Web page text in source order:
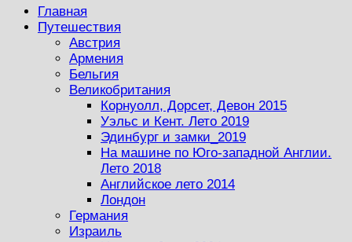
Главная
Путешествия
Австрия
Армения
Бельгия
Великобритания
Корнуолл, Дорсет, Девон 2015
Уэльс и Кент. Лето 2019
Эдинбург и замки_2019
На машине по Юго-западной Англии.
Лето 2018
Английское лето 2014
Лондон
Германия
Израиль